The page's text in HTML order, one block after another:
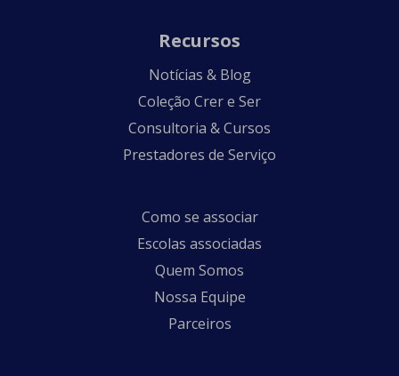
Recursos
Notícias & Blog
Coleção Crer e Ser
Consultoria & Cursos
Prestadores de Serviço
Como se associar
Escolas associadas
Quem Somos
Nossa Equipe
Parceiros